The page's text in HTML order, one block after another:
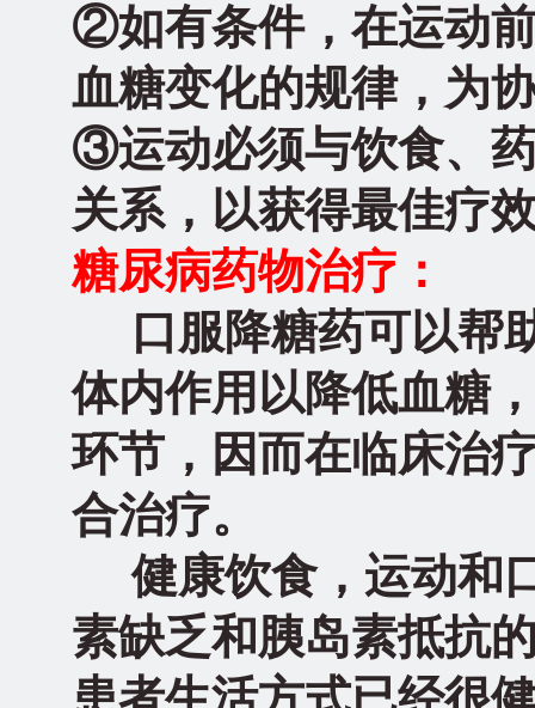
②如有条件，在运动
血糖变化的规律，为
③运动必须与饮食、
关系，以获得最佳疗
糖尿病药物治疗：
口服降糖药可以帮
体内作用以降低血糖
环节，因而在临床治
合治疗。
健康饮食，运动和
素缺乏和胰岛素抵抗